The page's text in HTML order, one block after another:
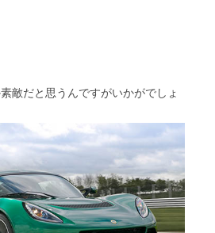
敵だと思うんですがいかがでしょ